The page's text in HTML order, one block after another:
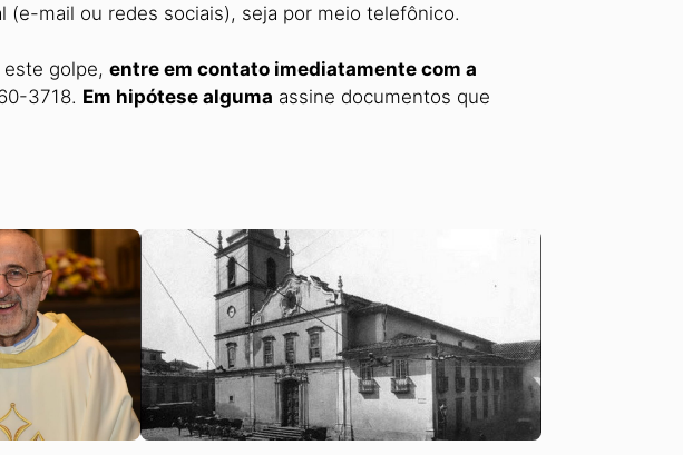
(e-mail ou redes sociais), seja por meio telefônico.
este golpe, entre em contato imediatamente com a
3718. Em hipótese alguma assine documentos que